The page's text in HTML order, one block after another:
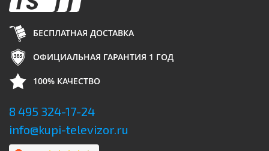
БЕСПЛАТНАЯ ДОСТАВКА
ОФИЦИАЛЬНАЯ ГАРАНТИЯ 1 ГОД
100% КАЧЕСТВО
8 495 324-17-24
info@kupi-televizor.ru